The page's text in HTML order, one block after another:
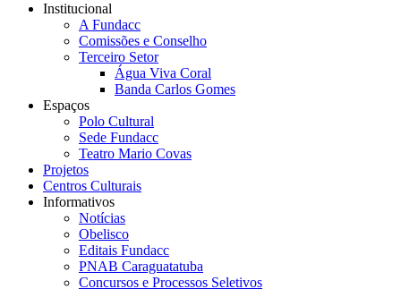
Institucional
A Fundacc
Comissões e Conselho
Terceiro Setor
Água Viva Coral
Banda Carlos Gomes
Espaços
Polo Cultural
Sede Fundacc
Teatro Mario Covas
Projetos
Centros Culturais
Informativos
Notícias
Obelisco
Editais Fundacc
PNAB Caraguatatuba
Concursos e Processos Seletivos